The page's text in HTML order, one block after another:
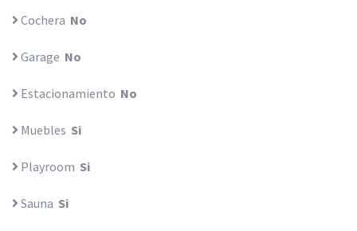
Cochera No
Garage No
Estacionamiento No
Muebles Si
Playroom Si
Sauna Si